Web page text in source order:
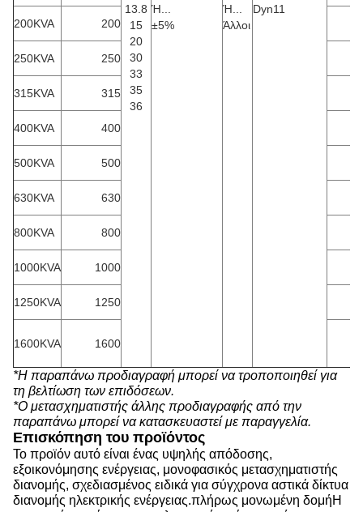
13.8
15
20
30
33
35
36
Ή...
±5%
Ή...
Άλλοι
Dyn11
200KVA 200
250KVA 250
315KVA 315
400KVA 400
500KVA 500
630KVA 630
800KVA 800
1000KVA 1000
1250KVA 1250
1600KVA 1600
*Η παραπάνω προδιαγραφή μπορεί να τροποποιηθεί για
τη βελτίωση των επιδόσεων.
*Ο μετασχηματιστής άλλης προδιαγραφής από την
παραπάνω μπορεί να κατασκευαστεί με παραγγελία.
Επισκόπηση του προϊόντος
Το προϊόν αυτό είναι ένας υψηλής απόδοσης,
εξοικονόμησης ενέργειας, μονοφασικός μετασχηματιστής
διανομής, σχεδιασμένος ειδικά για σύγχρονα αστικά δίκτυα
διανομής ηλεκτρικής ενέργειας.πλήρως μονωμένη δομήΗ